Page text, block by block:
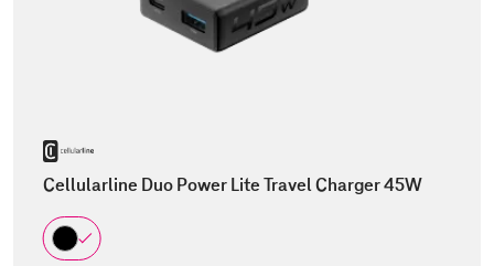
Cellularline Duo Power Lite Travel Charger 45W